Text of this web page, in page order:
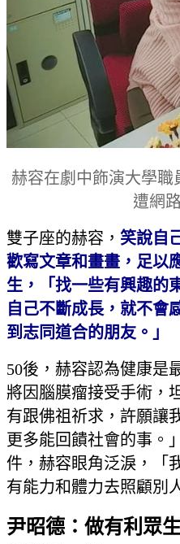
赫容在劇中飾演大學職
遭網
雙子座的赫容， 笑說自
歡寫文章和畫畫，足以
生，「找一些有興趣的
自己不斷成長，就不會
到志同道合的朋友。」
50後，赫容認為健康是
將因腦膜瘤接受手術，
有跟佛祖祈求，許願讓
更多能回饋社會的事。
件，赫容眼角泛淚，「
有能力和體力去照顧別
尹昭德：做有利眾